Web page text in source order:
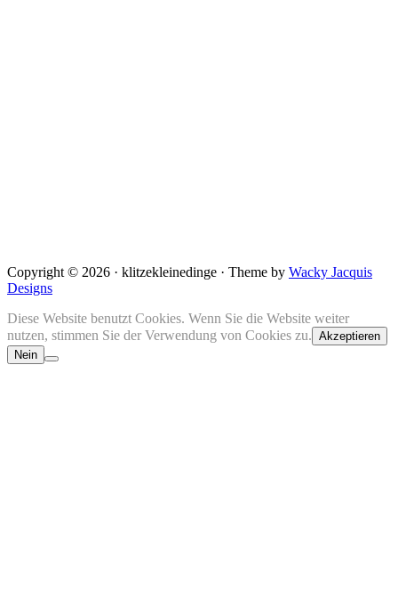
Copyright © 2026 · klitzekleinedinge · Theme by Wacky Jacquis
Designs
Diese Website benutzt Cookies. Wenn Sie die Website weiter
nutzen, stimmen Sie der Verwendung von Cookies zu. Akzeptieren
Nein